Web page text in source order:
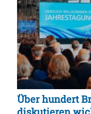
Über hundert
diskutieren